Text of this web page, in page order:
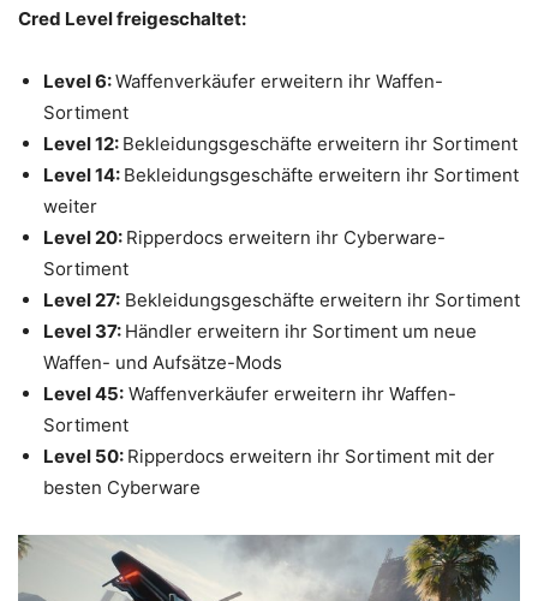
Cred Level freigeschaltet:
Level 6:Waffenverkäufer erweitern ihr Waffen-
Sortiment
Level 12: Bekleidungsgeschäfte erweitern ihr Sortiment
Level 14: Bekleidungsgeschäfte erweitern ihr Sortiment
weiter
Level 20: Ripperdocs erweitern ihr Cyberware-
Sortiment
Level 27: Bekleidungsgeschäfte erweitern ihr Sortiment
Level 37: Händler erweitern ihr Sortiment um neue
Waffen- und Aufsätze-Mods
Level 45: Waffenverkäufer erweitern ihr Waffen-
Sortiment
Level 50: Ripperdocs erweitern ihr Sortiment mit der
besten Cyberware